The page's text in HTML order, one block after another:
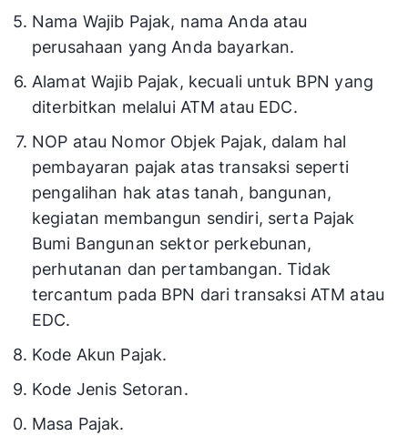
Nama Wajib Pajak, nama Anda atau
perusahaan yang Anda bayarkan.
Alamat Wajib Pajak, kecuali untuk BPN yang
diterbitkan melalui ATM atau EDC.
NOP atau Nomor Objek Pajak, dalam hal
pembayaran pajak atas transaksi seperti
pengalihan hak atas tanah, bangunan,
kegiatan membangun sendiri, serta Pajak
Bumi Bangunan sektor perkebunan,
perhutanan dan pertambangan. Tidak
tercantum pada BPN dari transaksi ATM atau
EDC.
Kode Akun Pajak.
Kode Jenis Setoran.
Masa Pajak.